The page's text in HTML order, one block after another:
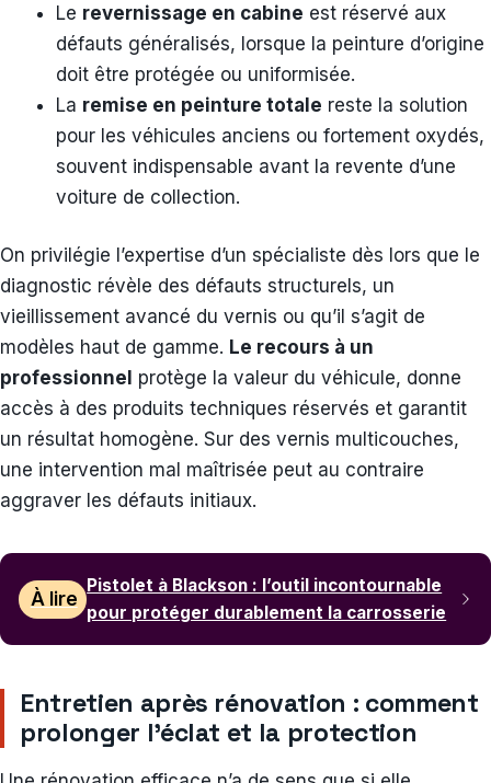
Le revernissage en cabine est réservé aux
défauts généralisés, lorsque la peinture d’origine
doit être protégée ou uniformisée.
La remise en peinture totale reste la solution
pour les véhicules anciens ou fortement oxydés,
souvent indispensable avant la revente d’une
voiture de collection.
On privilégie l’expertise d’un spécialiste dès lors que le
diagnostic révèle des défauts structurels, un
vieillissement avancé du vernis ou qu’il s’agit de
modèles haut de gamme. Le recours à un
professionnel protège la valeur du véhicule, donne
accès à des produits techniques réservés et garantit
un résultat homogène. Sur des vernis multicouches,
une intervention mal maîtrisée peut au contraire
aggraver les défauts initiaux.
À lire
Pistolet à Blackson : l’outil incontournable
pour protéger durablement la carrosserie
Entretien après rénovation : comment
prolonger l’éclat et la protection